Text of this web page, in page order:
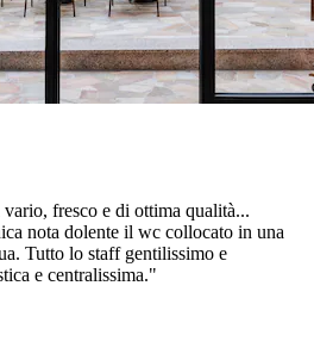
fresco e di ottima qualità...
nota dolente il wc collocato in una
Tutto lo staff gentilissimo e
e centralissima."